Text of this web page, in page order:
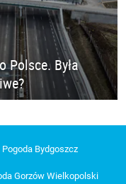
Polsce. Była
Pogoda Bydgoszcz
Gorzów Wielkopolski